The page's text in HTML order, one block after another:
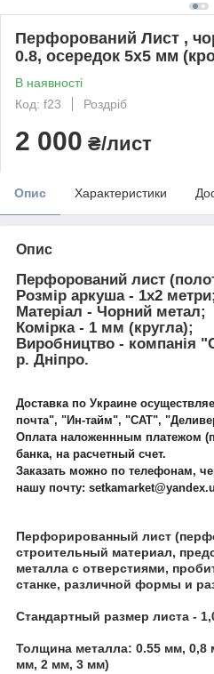
Перфорований Лист ,
0.8, осередок 5х5 мм
В наявності
Код: f23
Роздріб
2 000 ₴/лист
Опис Характеристики
Опис
Перфорований лист
Розмір аркуша- 1х2 метри;
Матеріал - Чорний метал;
Комірка- 1 мм (кругла);
Виробництво - компанія
р. Дніпро.
Доставка по Украине
почта", "Ин-тайм", "САТ",
Оплата наложеннным платежом
банка, на расчетный счет.
Заказать можно по телефонам,
нашу почту:
Перфорированный лист
строительный материал,
металла с отверстиями,
станке, различной формы и
Стандартный размер листа -
Толщина металла: 0.55 мм, 0,8
мм, 2 мм, 3 мм)